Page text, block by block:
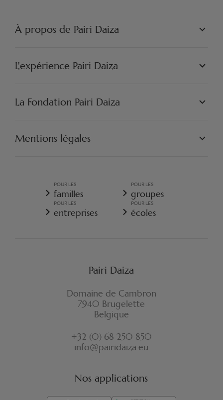
À propos de Pairi Daiza
PHILOSOPHIE
JOBS
ARTISTIQUE
L'expérience Pairi Daiza
PAIRI DAIZA EXPÉRIENCES
PAIRI DAIZA RESORT
La Fondation Pairi Daiza
NOS PROJETS
ENGAGEZ-VOUS
Mentions légales
CONDITIONS GÉNÉRALES DE VENTE - RESORT
POLITIQUE DE COOKIES
RÈGLEMENT D'ORDRE INTÉRIEUR
ASSURANCE ANNULATION RESORT
POUR LES
familles
POUR LES
groupes
POUR LES
entreprises
POUR LES
écoles
Pairi Daiza
Domaine de Cambron
7940 Brugelette
Belgique
+32 (0) 68 250 850
info@pairidaiza.eu
Nos applications